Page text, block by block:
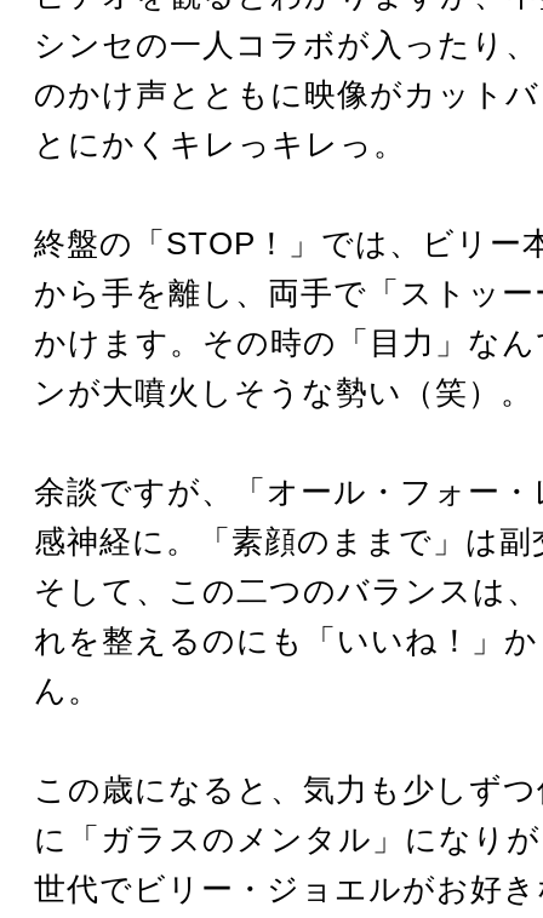
シンセの一人コラボが入ったり
のかけ声とともに映像がカット
とにかくキレっキレっ。
終盤の「STOP！」では、ビリー
から手を離し、両手で「ストッ
かけます。その時の「目力」な
ンが大噴火しそうな勢い（笑）。
余談ですが、「オール・フォー
感神経に。「素顔のままで」は副
そして、この二つのバランスは
れを整えるのにも「いいね！」
ん。
この歳になると、気力も少しず
に「ガラスのメンタル」になり
世代でビリー・ジョエルがお好